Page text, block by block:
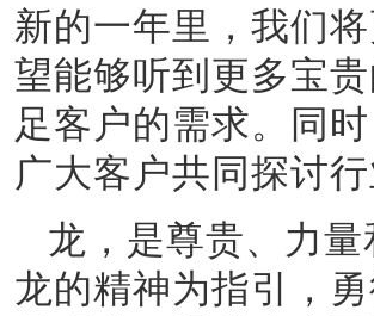
新的一年里，我们
望能够听到更多宝
足客户的需求。同
广大客户共同探讨
龙，是尊贵、力
龙的精神为指引，